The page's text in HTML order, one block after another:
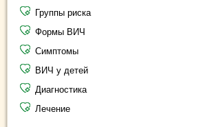
Группы риска
Формы ВИЧ
Симптомы
ВИЧ у детей
Диагностика
Лечение